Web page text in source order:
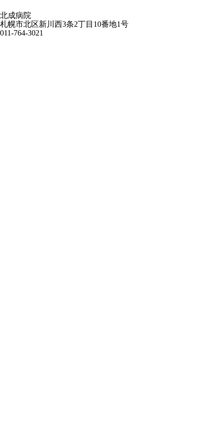
北成病院
札幌市北区新川西3条2丁目10番地1号
011-764-3021